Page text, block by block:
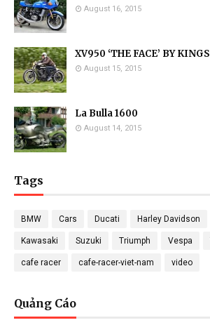
August 16, 2015
XV950 ‘THE FACE’ BY
August 15, 2015
La Bulla 1600
August 14, 2015
Tags
BMW Cars Ducati Harley Davidson
Kawasaki Suzuki Triumph Vespa
cafe racer cafe-racer-viet-nam video
Quảng Cáo